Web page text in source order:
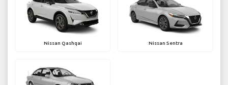
Nissan Qashqai Nissan Sentra